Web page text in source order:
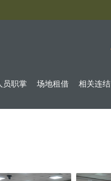
员职掌 场地租借 相关连结